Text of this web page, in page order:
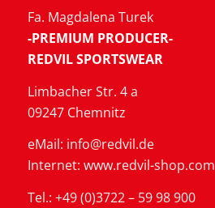
Fa. Magdalena Turek
-PREMIUM PRODUCER-
REDVIL SPORTSWEAR
Limbacher Str. 4 a
09247 Chemnitz
eMail: info@redvil.de
Internet: www.redvil-shop.com
Tel.: +49 (0)3722 – 59 98 900